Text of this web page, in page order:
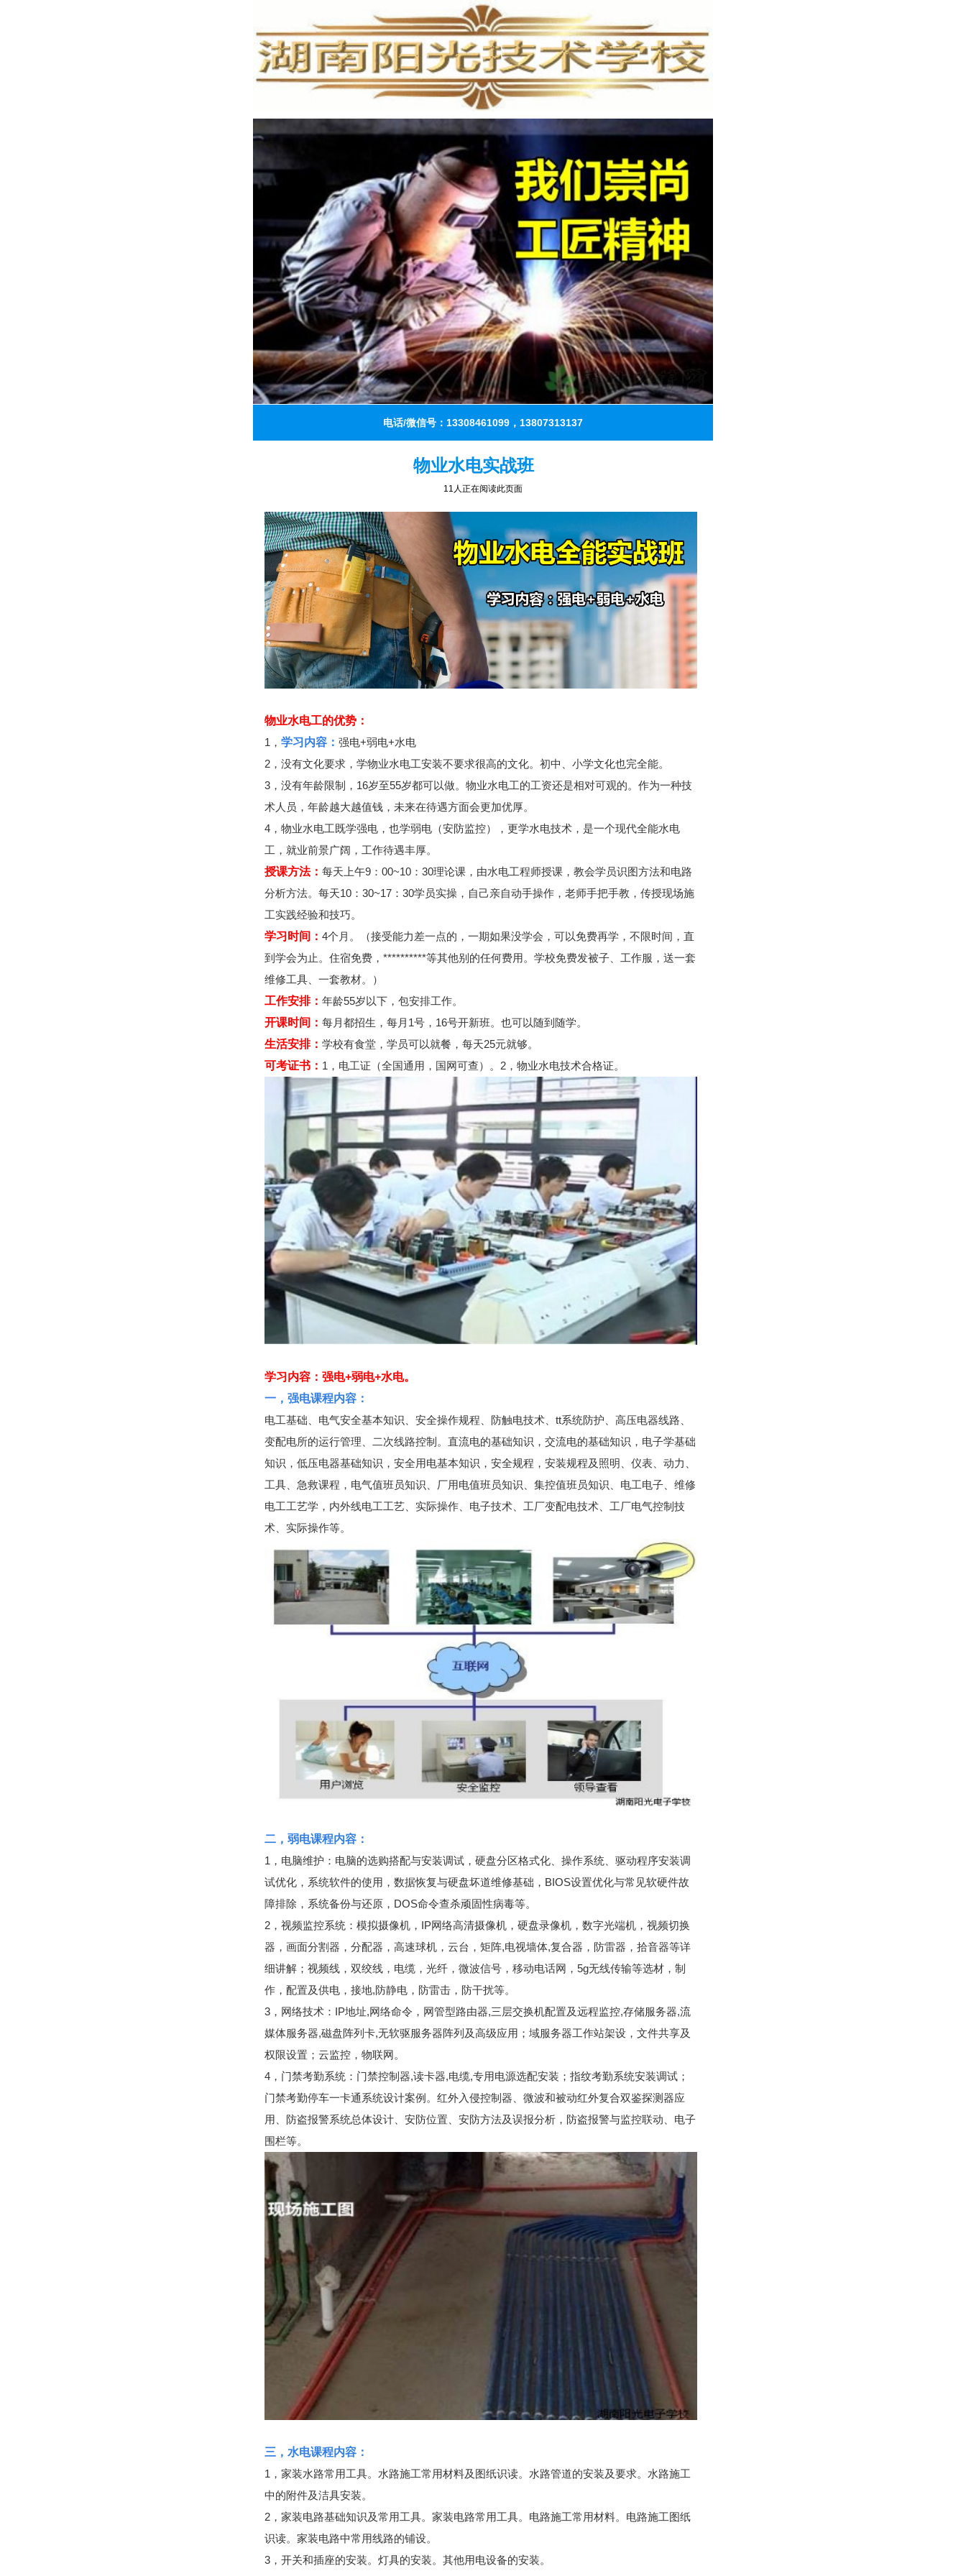
电话/微信号：13308461099，13807313137
物业水电实战班
11人正在阅读此页面
物业水电工的优势：
1， 学习内容： 强电+弱电+水电
2，没有文化要求，学物业水电工安装不要求很高的文化。初中、小学文化也完全能。
3，没有年龄限制，16岁至55岁都可以做。物业水电工的工资还是相对可观的。作为一种技
术人员，年龄越大越值钱，未来在待遇方面会更加优厚。
4，物业水电工既学强电，也学弱电（安防监控），更学水电技术，是一个现代全能水电
工，就业前景广阔，工作待遇丰厚。
授课方法： 每天上午9：00~10：30理论课，由水电工程师授课，教会学员识图方法和电路
分析方法。每天10：30~17：30学员实操，自己亲自动手操作，老师手把手教，传授现场施
工实践经验和技巧。
学习时间： 4个月。（接受能力差一点的，一期如果没学会，可以免费再学，不限时间，直
到学会为止。住宿免费，**********等其他别的任何费用。学校免费发被子、工作服，送一套
维修工具、一套教材。）
工作安排： 年龄55岁以下，包安排工作。
开课时间： 每月都招生，每月1号，16号开新班。也可以随到随学。
生活安排： 学校有食堂，学员可以就餐，每天25元就够。
可考证书： 1，电工证（全国通用，国网可查）。2，物业水电技术合格证。
学习内容：强电+弱电+水电。
一，强电课程内容：
电工基础、电气安全基本知识、安全操作规程、防触电技术、tt系统防护、高压电器线路、
变配电所的运行管理、二次线路控制。直流电的基础知识，交流电的基础知识，电子学基础
知识，低压电器基础知识，安全用电基本知识，安全规程，安装规程及照明、仪表、动力、
工具、急救课程，电气值班员知识、厂用电值班员知识、集控值班员知识、电工电子、维修
电工工艺学，内外线电工工艺、实际操作、电子技术、工厂变配电技术、工厂电气控制技
术、实际操作等。
二，弱电课程内容：
1，电脑维护：电脑的选购搭配与安装调试，硬盘分区格式化、操作系统、驱动程序安装调
试优化，系统软件的使用，数据恢复与硬盘坏道维修基础，BIOS设置优化与常见软硬件故
障排除，系统备份与还原，DOS命令查杀顽固性病毒等。
2，视频监控系统：模拟摄像机，IP网络高清摄像机，硬盘录像机，数字光端机，视频切换
器，画面分割器，分配器，高速球机，云台，矩阵,电视墙体,复合器，防雷器，拾音器等详
细讲解；视频线，双绞线，电缆，光纤，微波信号，移动电话网，5g无线传输等选材，制
作，配置及供电，接地,防静电，防雷击，防干扰等。
3，网络技术：IP地址,网络命令，网管型路由器,三层交换机配置及远程监控,存储服务器,流
媒体服务器,磁盘阵列卡,无软驱服务器阵列及高级应用；域服务器工作站架设，文件共享及
权限设置；云监控，物联网。
4，门禁考勤系统：门禁控制器,读卡器,电缆,专用电源选配安装；指纹考勤系统安装调试；
门禁考勤停车一卡通系统设计案例。红外入侵控制器、微波和被动红外复合双鉴探测器应
用、防盗报警系统总体设计、安防位置、安防方法及误报分析，防盗报警与监控联动、电子
围栏等。
三，水电课程内容：
1，家装水路常用工具。水路施工常用材料及图纸识读。水路管道的安装及要求。水路施工
中的附件及洁具安装。
2，家装电路基础知识及常用工具。家装电路常用工具。电路施工常用材料。电路施工图纸
识读。家装电路中常用线路的铺设。
3，开关和插座的安装。灯具的安装。其他用电设备的安装。